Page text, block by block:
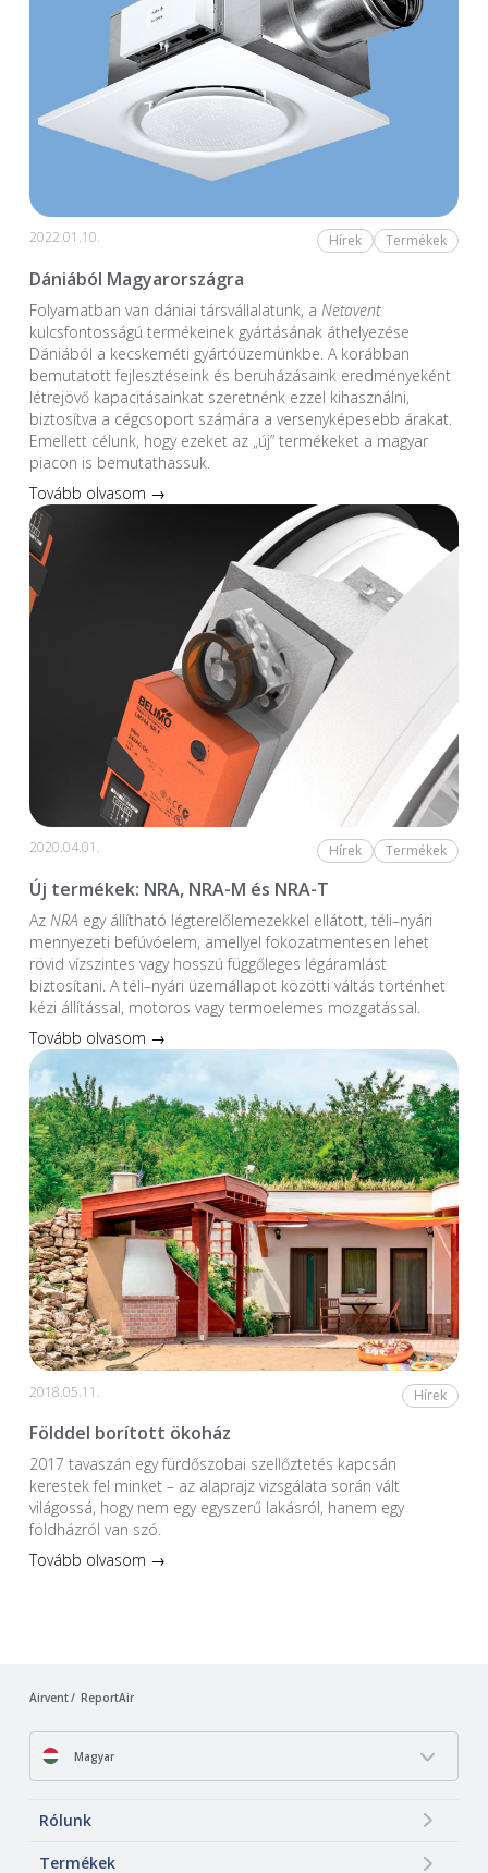
2022.01.10. Hírek Termékek
Dániából Magyarországra
Folyamatban van dániai társvállalatunk, a Netavent
kulcsfontosságú termékeinek gyártásának áthelyezése
Dániából a kecskeméti gyártóüzemünkbe. A korábban
bemutatott fejlesztéseink és beruházásaink eredményeként
létrejövő kapacitásainkat szeretnénk ezzel kihasználni,
biztosítva a cégcsoport számára a versenyképesebb árakat.
Emellett célunk, hogy ezeket az „új” termékeket a magyar
piacon is bemutathassuk.
Tovább olvasom →
2020.04.01. Hírek Termékek
Új termékek: NRA, NRA-M és NRA-T
Az NRA egy állítható légterelőlemezekkel ellátott, téli–nyári
mennyezeti befúvóelem, amellyel fokozatmentesen lehet
rövid vízszintes vagy hosszú függőleges légáramlást
biztosítani. A téli–nyári üzemállapot közötti váltás történhet
kézi állítással, motoros vagy termoelemes mozgatással.
Tovább olvasom →
2018.05.11. Hírek
Földdel borított ökoház
2017 tavaszán egy fürdőszobai szellőztetés kapcsán
kerestek fel minket – az alaprajz vizsgálata során vált
világossá, hogy nem egy egyszerű lakásról, hanem egy
földházról van szó.
Tovább olvasom →
Airvent ReportAir
Magyar
Rólunk
Termékek